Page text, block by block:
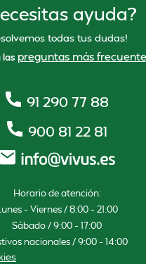
ayuda?
todas tus dudas!
las preguntas más
91 290 77 88
900 81 22 81
Horario de atención:
– Viernes / 8:00 – 21:00
Sábado / 9:00 – 17:00
nacionales / 9:00 – 14:00